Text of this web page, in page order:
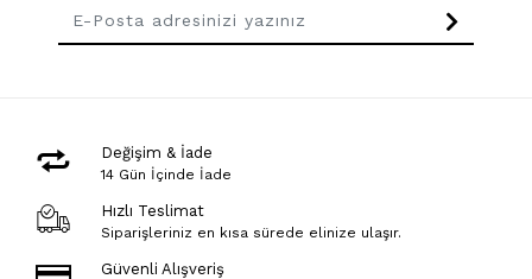
Değişim & İade
14 Gün İçinde İade
Hızlı Teslimat
Siparişleriniz en kısa sürede elinize ulaşır.
Güvenli Alışveriş